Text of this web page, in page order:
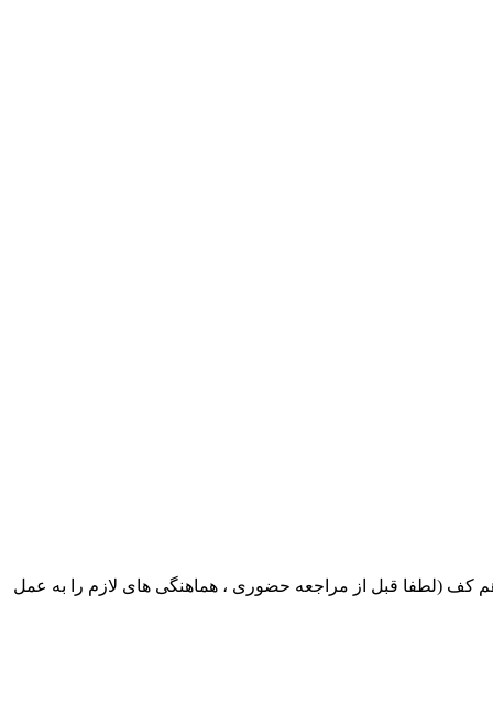
ایران بابکت : میدان حر . خ امام خمینی . خیابان کمالی . خیابان اسکندری جنوبی اول خیابان مرتضوی پلاک 8 طبقه هم کف (لطفا قبل از مراجعه حضوری ، هماهنگی های لازم را به عمل